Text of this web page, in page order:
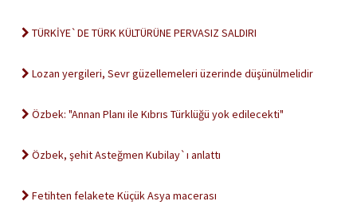
TÜRKİYE`DE TÜRK KÜLTÜRÜNE PERVASIZ SALDIRI
Lozan yergileri, Sevr güzellemeleri üzerinde düşünülmelidir
Özbek: "Annan Planı ile Kıbrıs Türklüğü yok edilecekti"
Özbek, şehit Asteğmen Kubilay`ı anlattı
Fetihten felakete Küçük Asya macerası